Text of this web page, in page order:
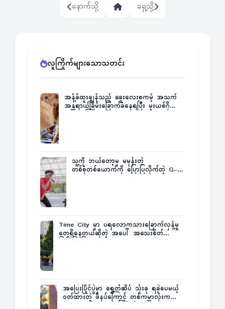
နောက်သို့ ရှေ့သို့
လူကြိုက်များသောသတင်း
အနံ့ခံထူးချွန်သည့် ခွေးလေးစကမ့် အသက်
အန္တရာယ်ခြိမ်းခြောက်ခံနေရပြီး မူးယစ်ဂိုဏ်း
သူ့ကို ဘယ်တော့မှ မမုန်းတဲ့
တစ်စုံတစ်ယောက်ကို ပြောပြလိုက်တဲ့ G-
Time City မှာ ပရလောကသားခြောက်လှန့်မှု
တွေရှိနေတယ်ဆိုတဲ့ အပေါ် အသေးစိတ်
အပြေးပြိုင်ပွဲမှာ ရွှေတံဆိပ် သုံးခု ရခဲ့ပေမယ့်
ဝတ်ထားတဲ့ ဖိနပ်ကြောင့် တစ်ကမ္ဘာလုံးက